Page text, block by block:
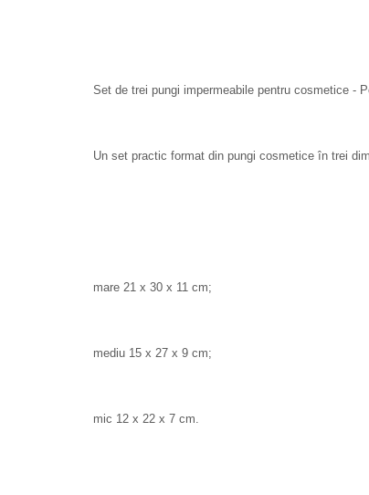
Set de trei pungi impermeabile pentru cosmetice -
Un set practic format din pungi cosmetice în trei
mare 21 x 30 x 11 cm;
mediu 15 x 27 x 9 cm;
mic 12 x 22 x 7 cm.